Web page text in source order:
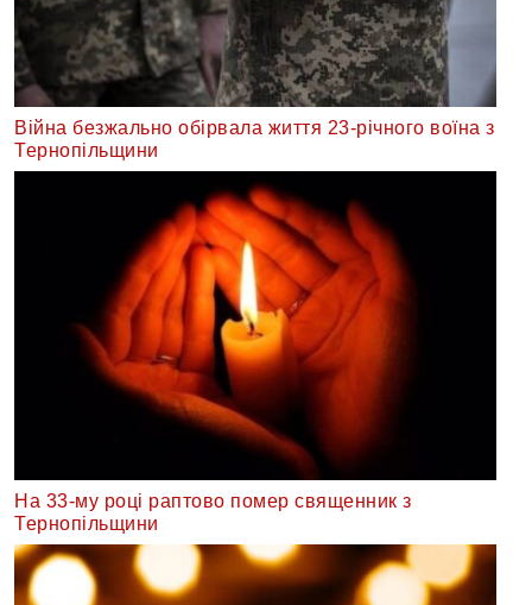
Війна безжально обірвала життя 23-річного воїна з
Тернопільщини
На 33-му році раптово помер священник з
Тернопільщини